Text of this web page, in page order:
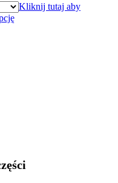
Kliknij tutaj aby